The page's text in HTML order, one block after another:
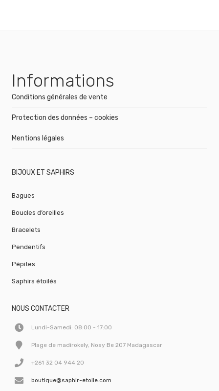
Informations
Conditions générales de vente
Protection des données – cookies
Mentions légales
BIJOUX ET SAPHIRS
Bagues
Boucles d’oreilles
Bracelets
Pendentifs
Pépites
Saphirs étoilés
NOUS CONTACTER
Lundi-Samedi: 08:00 - 17:00
Plage de madirokely, Nosy Be 207 Madagascar
+261 32 04 944 20
boutique@saphir-etoile.com